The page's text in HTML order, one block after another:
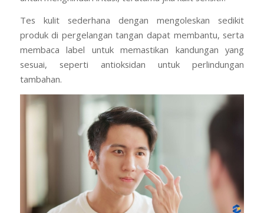
Tes kulit sederhana dengan mengoleskan sedikit
produk di pergelangan tangan dapat membantu, serta
membaca label untuk memastikan kandungan yang
sesuai, seperti antioksidan untuk perlindungan
tambahan.